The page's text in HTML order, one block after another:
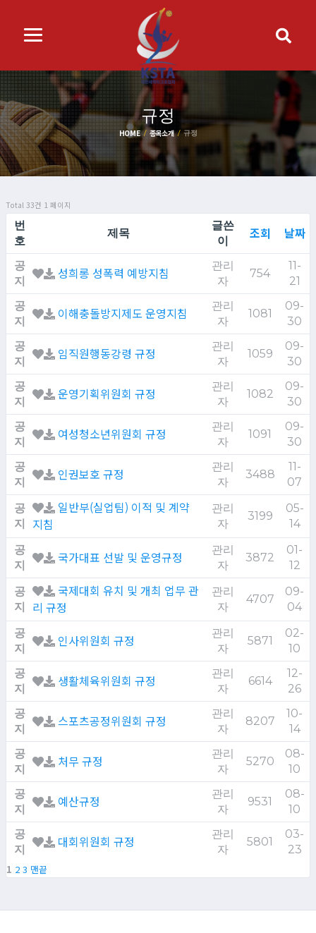
규정
HOME 종목소개 규정
Total 33건 1 페이지
번
호
제목
글쓴
이
조회 날짜
공
지
성희롱 성폭력 예방지침
관리
자
754
11-
21
공
지
이해충돌방지제도 운영지침
관리
자
1081
09-
30
공
지
임직원행동강령 규정
관리
자
1059
09-
30
공
지
운영기획위원회 규정
관리
자
1082
09-
30
공
지
여성청소년위원회 규정
관리
자
1091
09-
30
공
지
인권보호 규정
관리
자
3488
11-
07
공
지
일반부(실업팀) 이적 및 계약
지침
관리
자
3199
05-
14
공
지
국가대표 선발 및 운영규정
관리
자
3872
01-
12
공
지
국제대회 유치 및 개최 업무 관
리 규정
관리
자
4707
09-
04
공
지
인사위원회 규정
관리
자
5871
02-
10
공
지
생활체육위원회 규정
관리
자
6614
12-
26
공
지
스포츠공정위원회 규정
관리
자
8207
10-
14
공
지
처무 규정
관리
자
5270
08-
10
공
지
예산규정
관리
자
9531
08-
10
공
지
대회위원회 규정
관리
자
5801
03-
23
1 2 3 맨끝